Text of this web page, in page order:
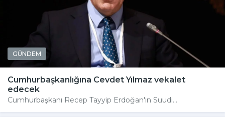
GÜNDEM
Cumhurbaşkanlığına Cevdet Yılmaz vekalet
edecek
Cumhurbaşkanı Recep Tayyip Erdoğan'ın Suudi...